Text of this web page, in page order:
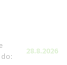
28.8.2026